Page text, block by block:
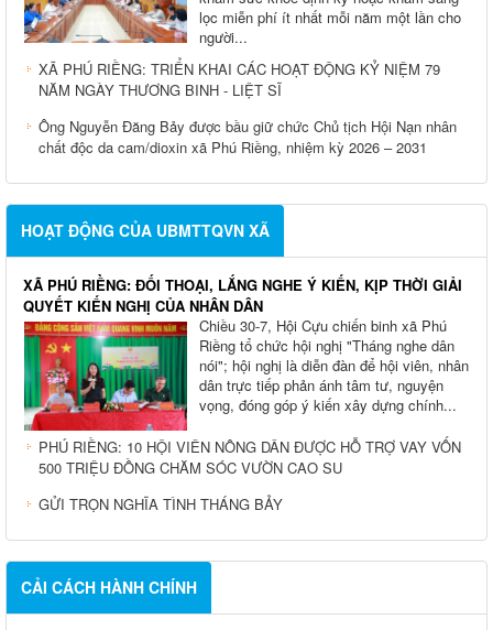
lọc miễn phí ít nhất mỗi năm một lần cho
người...
XÃ PHÚ RIỀNG: TRIỂN KHAI CÁC HOẠT ĐỘNG KỶ NIỆM 79
NĂM NGÀY THƯƠNG BINH - LIỆT SĨ
Ông Nguyễn Đăng Bảy được bầu giữ chức Chủ tịch Hội Nạn nhân
chất độc da cam/dioxin xã Phú Riềng, nhiệm kỳ 2026 – 2031
HOẠT ĐỘNG CỦA UBMTTQVN XÃ
XÃ PHÚ RIỀNG: ĐỐI THOẠI, LẮNG NGHE Ý KIẾN, KỊP THỜI GIẢI
QUYẾT KIẾN NGHỊ CỦA NHÂN DÂN
Chiều 30-7, Hội Cựu chiến binh xã Phú
Riềng tổ chức hội nghị "Tháng nghe dân
nói"; hội nghị là diễn đàn để hội viên, nhân
dân trực tiếp phản ánh tâm tư, nguyện
vọng, đóng góp ý kiến xây dựng chính...
PHÚ RIỀNG: 10 HỘI VIÊN NÔNG DÂN ĐƯỢC HỖ TRỢ VAY VỐN
500 TRIỆU ĐỒNG CHĂM SÓC VƯỜN CAO SU
GỬI TRỌN NGHĨA TÌNH THÁNG BẢY
CẢI CÁCH HÀNH CHÍNH